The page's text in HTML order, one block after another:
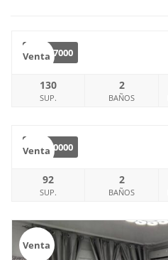
Venta
€ 157000
130
SUP.
2
BAÑOS
Venta
€ 130000
92
SUP.
2
BAÑOS
Venta